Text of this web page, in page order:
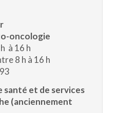
oncologie
à 16 h
8 h à 16 h
santé et de services
(anciennement